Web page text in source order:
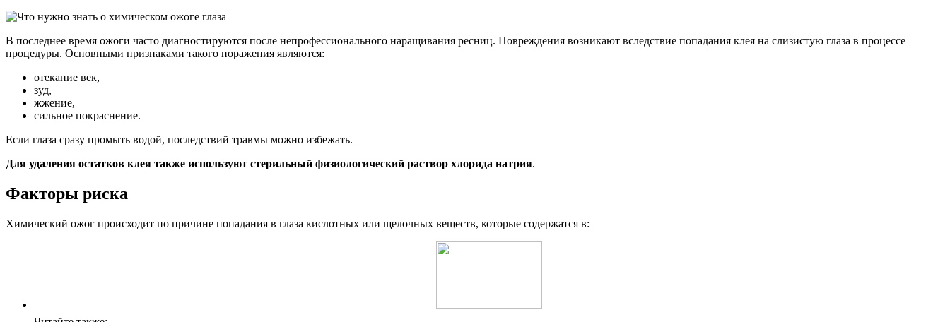
В последнее время ожоги часто диагностируются после непрофессионального наращивания ресниц. Повреждения возникают вследствие попадания клея на слизистую глаза в процессе
процедуры. Основными признаками такого поражения являются:
отекание век,
зуд,
жжение,
сильное покраснение.
Если глаза сразу промыть водой, последствий травмы можно избежать.
Для удаления остатков клея также используют стерильный физиологический раствор хлорида натрия.
Факторы риска
Химический ожог происходит по причине попадания в глаза кислотных или щелочных веществ, которые содержатся в: